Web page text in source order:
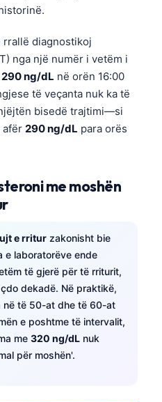
rrallë diagnostikoj
nga një numër i vetëm i
290 ng/dL në orën 16:00
të veçanta nuk ka të
bisedë trajtimi—si
afër 290 ng/dL para orës
me moshën
e rritur zakonisht bie
e laboratorëve ende
të gjerë për të rriturit,
dekadë. Në praktikë,
në të 50-at dhe të 60-at
e poshtme të intervalit,
me 320 ng/dL nuk
për moshën'.